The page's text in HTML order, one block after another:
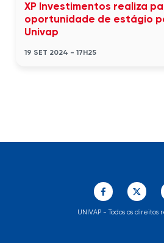
XP Investimentos realiza
oportunidade de estágio
Univap
19 SET 2024 - 17H25
UNIVAP - Todos os direitos